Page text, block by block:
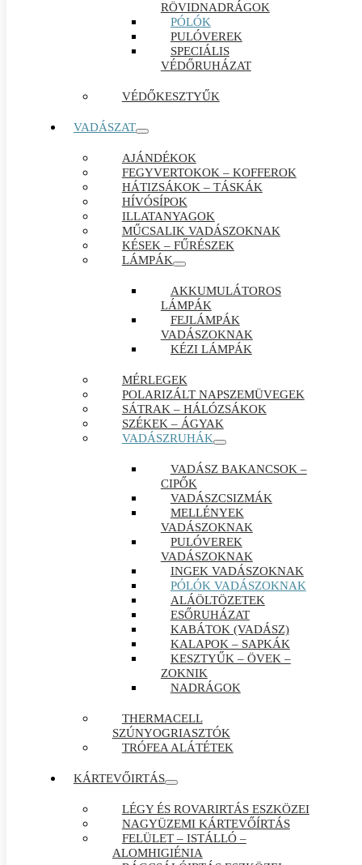
RÖVIDNADRÁGOK
PÓLÓK
PULÓVEREK
SPECIÁLIS
VÉDŐRUHÁZAT
VÉDŐKESZTYŰK
VADÁSZAT
AJÁNDÉKOK
FEGYVERTOKOK – KOFFEROK
HÁTIZSÁKOK – TÁSKÁK
HÍVÓSÍPOK
ILLATANYAGOK
MŰCSALIK VADÁSZOKNAK
KÉSEK – FŰRÉSZEK
LÁMPÁK
AKKUMULÁTOROS
LÁMPÁK
FEJLÁMPÁK
VADÁSZOKNAK
KÉZI LÁMPÁK
MÉRLEGEK
POLARIZÁLT NAPSZEMÜVEGEK
SÁTRAK – HÁLÓZSÁKOK
SZÉKEK – ÁGYAK
VADÁSZRUHÁK
VADÁSZ BAKANCSOK –
CIPŐK
VADÁSZCSIZMÁK
MELLÉNYEK
VADÁSZOKNAK
PULÓVEREK
VADÁSZOKNAK
INGEK VADÁSZOKNAK
PÓLÓK VADÁSZOKNAK
ALÁÖLTÖZETEK
ESŐRUHÁZAT
KABÁTOK (VADÁSZ)
KALAPOK – SAPKÁK
KESZTYŰK – ÖVEK –
ZOKNIK
NADRÁGOK
THERMACELL
SZÚNYOGRIASZTÓK
TRÓFEA ALÁTÉTEK
KÁRTEVŐIRTÁS
LÉGY ÉS ROVARIRTÁS ESZKÖZEI
NAGYÜZEMI KÁRTEVŐÍRTÁS
FELÜLET – ISTÁLLÓ –
ALOMHIGIÉNIA